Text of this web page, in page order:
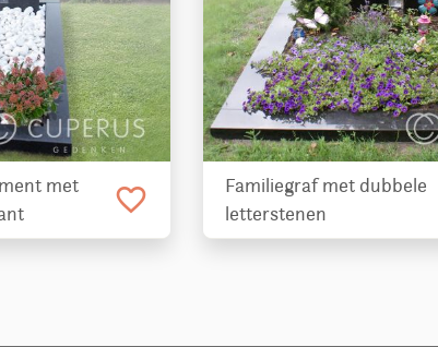
met
favorite_border
Familiegraf met dubbele
letterstenen